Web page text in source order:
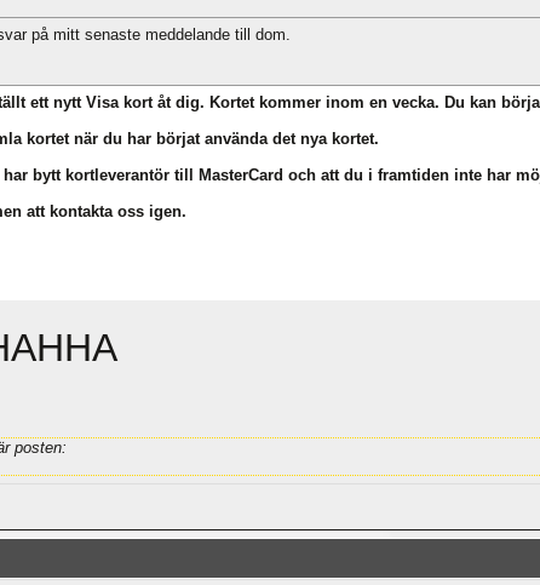
på mitt senaste meddelande till dom.
ett nytt Visa kort åt dig. Kortet kommer inom en vecka. Du kan
kortet när du har börjat använda det nya kortet.
bytt kortleverantör till MasterCard och att du i framtiden inte har
att kontakta oss igen.
posten: